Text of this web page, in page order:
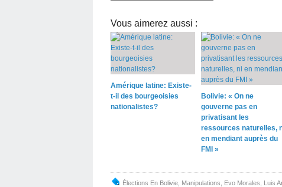
Vous aimerez aussi :
Amérique latine: Existe-
t-il des bourgeoisies
nationalistes?
Bolivie: « On ne
gouverne pas en
privatisant les
ressources naturelles,
en mendiant auprès du
FMI »
Élections En Bolivie Manipulations Evo Morales Luis